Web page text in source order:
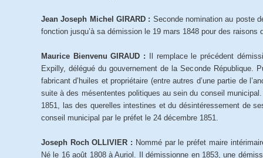
Jean Joseph Michel GIRARD : Seconde nomination au poste
fonction jusqu’à sa démission le 19 mars 1848 pour des raisons
Maurice Bienvenu GIRAUD :
Il remplace le précédent
Expilly, délégué du gouvernement de la Seconde
fabricant d’huiles et propriétaire (entre autres d’une partie de
suite à des mésententes politiques au sein du conseil
1851, las des querelles intestines et du désintéressement de
conseil municipal par le préfet le 24 décembre 1851.
Joseph Roch OLLIVIER : Nommé par le préfet maire
Né le 16 août 1808 à Auriol. Il démissionne en 1853, une